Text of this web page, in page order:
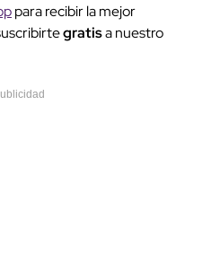
para recibir la mejor
gratisa nuestro